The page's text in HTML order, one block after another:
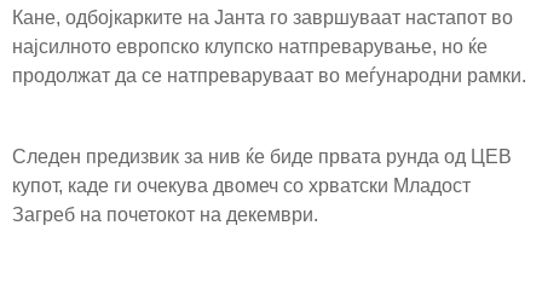
Кане, одбојкарките на Јанта го завршуваат настапот во
најсилното европско клупско натпреварување, но ќе
продолжат да се натпреваруваат во меѓународни рамки.
Следен предизвик за нив ќе биде првата рунда од ЦЕВ
купот, каде ги очекува двомеч со хрватски Младост
Загреб на почетокот на декември.